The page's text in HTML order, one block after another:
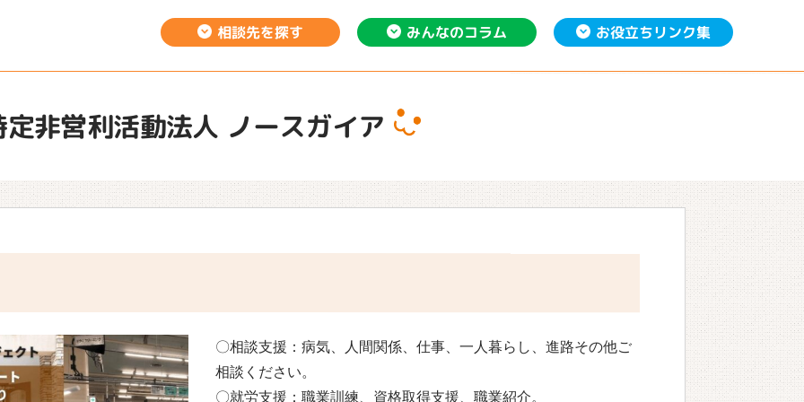
相談先を探す みんなのコラム お役立ちリンク集
定非営利活動法人 ノースガイア
〇相談支援：病気、人間関係、仕事、一人暮らし、進路その他ご
相談ください。
〇就労支援：職業訓練、資格取得支援、職業紹介。